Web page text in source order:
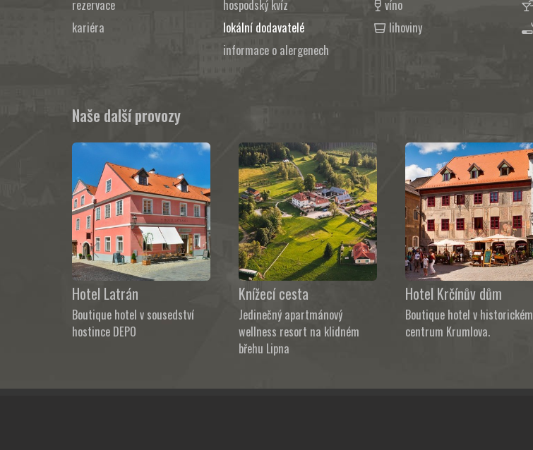
rezervace
kariéra
hospodský kvíz
lokální dodavatelé
informace o alergenech
víno
lihoviny
Naše další provozy
Hotel Latrán
Boutique hotel v sousedství
hostince DEPO
Knížecí cesta
Jedinečný apartmánový
wellness resort na klidném
břehu Lipna
Hotel Krčínův dům
Boutique hotel v historickém
centrum Krumlova.